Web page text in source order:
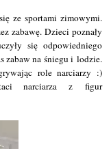
ze sportami zimowymi.
zabawę. Dzieci poznały
się odpowiedniego
zabaw na śniegu i lodzie.
role narciarzy :)
narciarza z figur